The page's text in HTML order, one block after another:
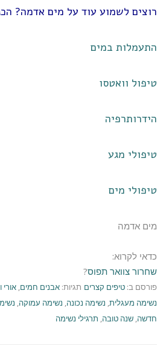
רוצים לשמוע עוד על מים אדמה?
התעמלות במים
טיפול וואטסו
הידרותרפיה
טיפולי מגע
טיפולי מים
מים אדמה
כדאי לקרוא:
שחרור צוואר תפוס?
פורסם ב: טיפים קצרים תגיות: אבנים חמים, אורי
נשימה מעגלית, נשימה נכונה, נשימה עמוקה,
חדשה, שנה טובה, תרגילי נשימה